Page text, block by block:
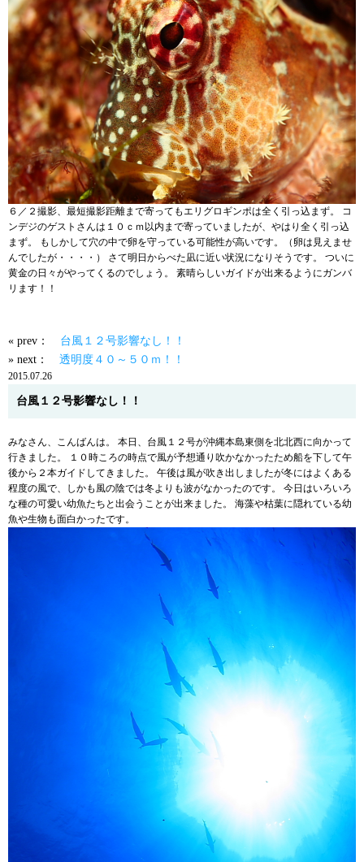
６／２撮影、最短撮影距離まで寄ってもエリグロギンポは全く引っ込まず。 コ
ンデジのゲストさんは１０ｃｍ以内まで寄っていましたが、やはり全く引っ込
まず。 もしかして穴の中で卵を守っている可能性が高いです。（卵は見えませ
んでしたが・・・・） さて明日からべた凪に近い状況になりそうです。 ついに
黄金の日々がやってくるのでしょう。 素晴らしいガイドが出来るようにガンバ
リます！！
« prev： 台風１２号影響なし！！
» next： 透明度４０～５０ｍ！！
2015.07.26
台風１２号影響なし！！
みなさん、こんばんは。 本日、台風１２号が沖縄本島東側を北北西に向かって
行きました。 １０時ころの時点で風が予想通り吹かなかったため船を下して午
後から２本ガイドしてきました。 午後は風が吹き出しましたが冬にはよくある
程度の風で、しかも風の陰では冬よりも波がなかったのです。 今日はいろいろ
な種の可愛い幼魚たちと出会うことが出来ました。 海藻や枯葉に隠れている幼
魚や生物も面白かったです。